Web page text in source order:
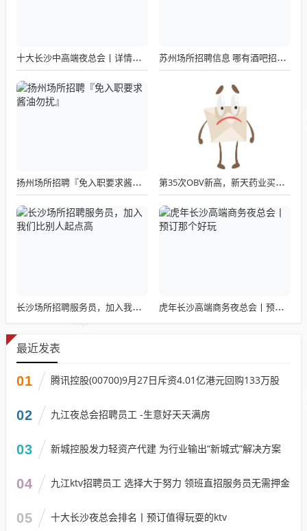
十大长沙中高端夜总会丨详情那个好玩 苏州场所招聘信息 哪有酒吧招聘员工起步男生勿扰
扬州场所招聘『免入职要求酱油勿扰』 第35次OBV新高，新天药业买入胜率如何？看数据说
长沙场所招聘服务员，加入我们比别人起点高 虎年长沙高端商务夜总会丨预订那个好玩
最近发表
01 腾讯控股(00700)9月27日斥资4.01亿港元回购133万股
02 九江夜总会招聘员工 -生意好天天满房
03 新城控股发力轻资产代建 为行业输出“新城式”解决方案
04 九江ktv招聘员工 选择大于努力 领班直招服务员无需押金
05 十大长沙夜总会排名丨预订值得玩耍的ktv